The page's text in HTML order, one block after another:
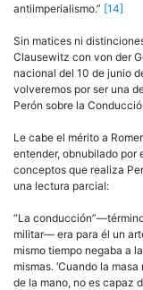
antiimperialismo.” [14]
Sin matices ni
Clausewitz con von der
nacional del 10 de junio
volveremos por ser una
Perón sobre la
Le cabe el mérito a
entender, obnubilado
conceptos que realiza
una lectura parcial:
“La
militar— era para él un
mismo tiempo negaba a
mismas. ‘Cuando la
de la mano, no es capaz